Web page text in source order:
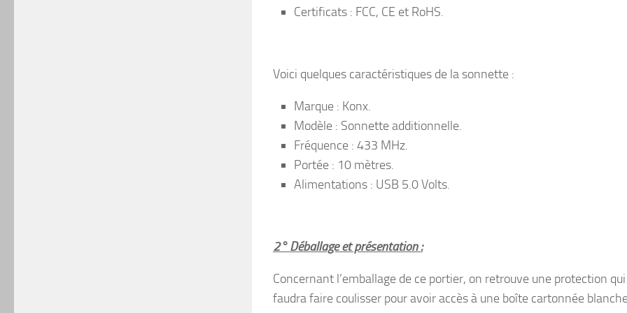
Certificats : FCC, CE et RoHS.
Voici quelques caractéristiques de la sonnette :
Marque : Konx.
Modèle : Sonnette additionnelle.
Fréquence : 433 MHz.
Portée : 10 mètres.
Alimentations : USB 5.0 Volts.
2° Déballage et présentation :
Concernant l’emballage de ce portier, on retrouve une protection qui
faudra faire coulisser pour avoir accès à une boîte cartonnée